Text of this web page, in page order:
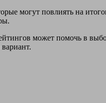
могут повлиять на
может помочь в